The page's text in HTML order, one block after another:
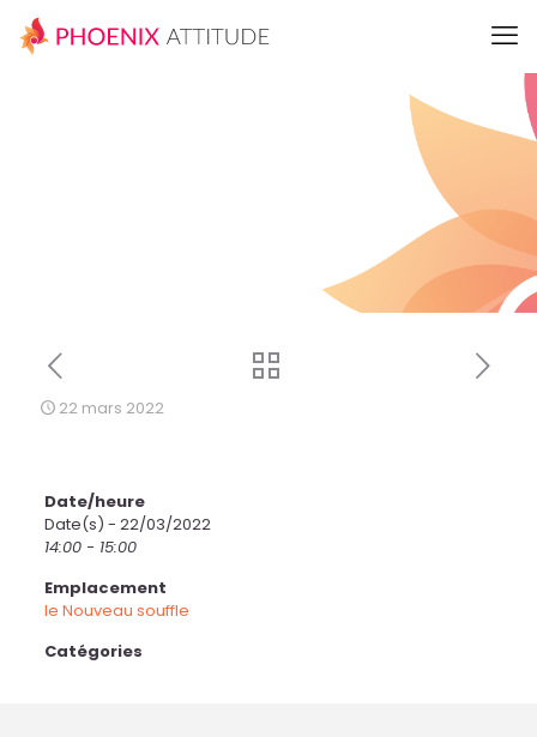
22 mars 2022
Date/heure
Date(s) - 22/03/2022
14:00 - 15:00
Emplacement
le Nouveau souffle
Catégories